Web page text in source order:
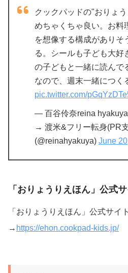
クックパッドの"おりょ
めちゃくちゃ良い。お料
を想像する構成がありそ
る。シールも子ども大好
の子どもと一緒に読んで
なので、週末一緒につく
pic.twitter.com/
— 百谷伶奈reina
→ 渡米&フリー転身(PR
(@reinahyakuya) June
「おりょうりえほん」公式
「おりょうりえほん」公式サイ
→ https://ehon.cookpad-kids.jp/